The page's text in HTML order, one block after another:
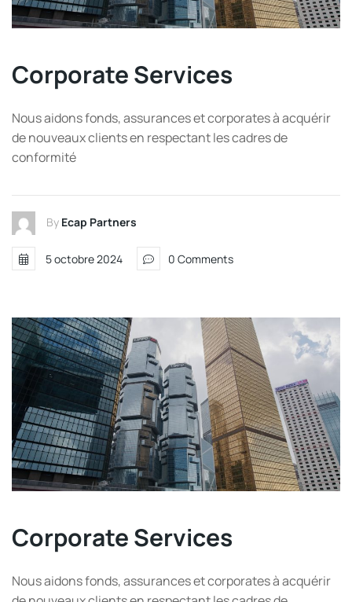
Corporate Services
Nous aidons fonds, assurances et corporates à acquérir
de nouveaux clients en respectant les cadres de
conformité
By Ecap Partners
5 octobre 2024 0 Comments
Corporate Services
Nous aidons fonds, assurances et corporates à acquérir